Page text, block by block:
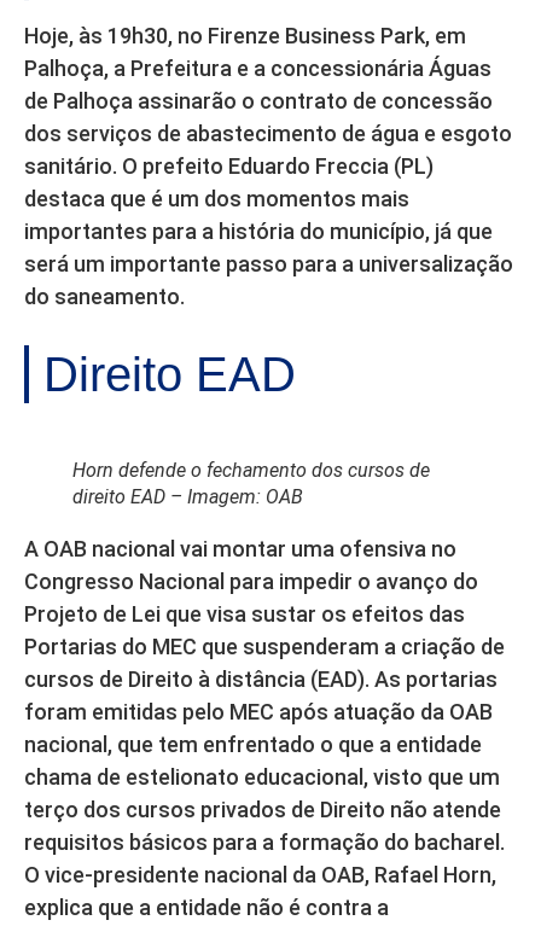
Hoje, às 19h30, no Firenze Business Park, em
Palhoça, a Prefeitura e a concessionária Águas
de Palhoça assinarão o contrato de concessão
dos serviços de abastecimento de água e esgoto
sanitário. O prefeito Eduardo Freccia (PL)
destaca que é um dos momentos mais
importantes para a história do município, já que
será um importante passo para a universalização
do saneamento.
Direito EAD
Horn defende o fechamento dos cursos de
direito EAD – Imagem: OAB
A OAB nacional vai montar uma ofensiva no
Congresso Nacional para impedir o avanço do
Projeto de Lei que visa sustar os efeitos das
Portarias do MEC que suspenderam a criação de
cursos de Direito à distância (EAD). As portarias
foram emitidas pelo MEC após atuação da OAB
nacional, que tem enfrentado o que a entidade
chama de estelionato educacional, visto que um
terço dos cursos privados de Direito não atende
requisitos básicos para a formação do bacharel.
O vice-presidente nacional da OAB, Rafael Horn,
explica que a entidade não é contra a